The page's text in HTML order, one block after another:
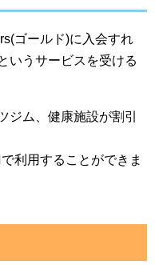
ゴールド)に入会すれ
いうサービスを受ける
ジム、健康施設が割引
利用することができま